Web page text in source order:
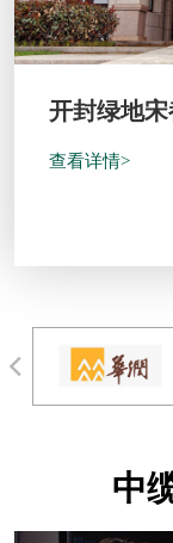
开封绿地
查看详情>
中